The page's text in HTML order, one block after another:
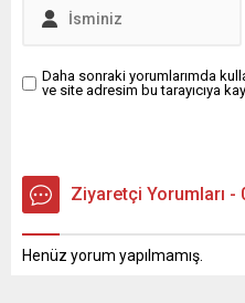
Daha sonraki yorumlarımda
ve site adresim bu tarayıcıya
Ziyaretçi Yorumları -
Henüz yorum yapılmamış.